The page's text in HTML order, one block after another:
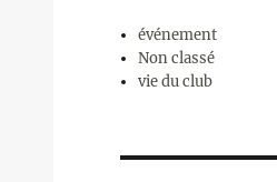
événement
Non classé
vie du club